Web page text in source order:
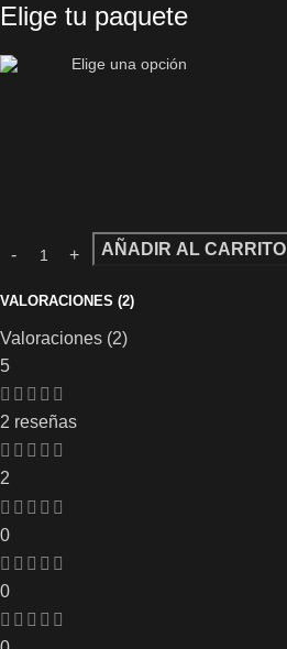
Elige tu paquete
AÑADIR AL CARRITO
VALORACIONES (2)
Valoraciones (2)
5
2 reseñas
2
0
0